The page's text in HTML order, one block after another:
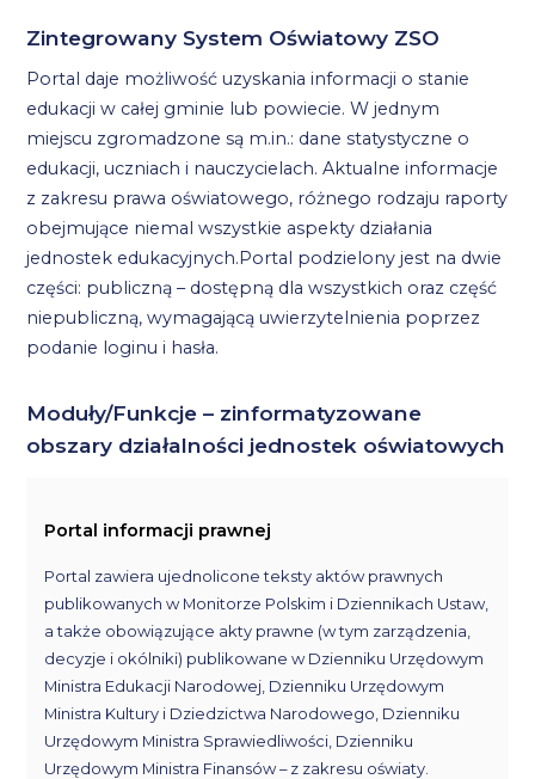
Zintegrowany System Oświatowy ZSO
Portal daje możliwość uzyskania informacji o stanie
edukacji w całej gminie lub powiecie. W jednym
miejscu zgromadzone są m.in.: dane statystyczne o
edukacji, uczniach i nauczycielach. Aktualne informacje
z zakresu prawa oświatowego, różnego rodzaju raporty
obejmujące niemal wszystkie aspekty działania
jednostek edukacyjnych.Portal podzielony jest na dwie
części: publiczną – dostępną dla wszystkich oraz część
niepubliczną, wymagającą uwierzytelnienia poprzez
podanie loginu i hasła.
Moduły/Funkcje – zinformatyzowane
obszary działalności jednostek oświatowych
Portal informacji prawnej
Portal zawiera ujednolicone teksty aktów prawnych
publikowanych w Monitorze Polskim i Dziennikach Ustaw,
a także obowiązujące akty prawne (w tym zarządzenia,
decyzje i okólniki) publikowane w Dzienniku Urzędowym
Ministra Edukacji Narodowej, Dzienniku Urzędowym
Ministra Kultury i Dziedzictwa Narodowego, Dzienniku
Urzędowym Ministra Sprawiedliwości, Dzienniku
Urzędowym Ministra Finansów – z zakresu oświaty.